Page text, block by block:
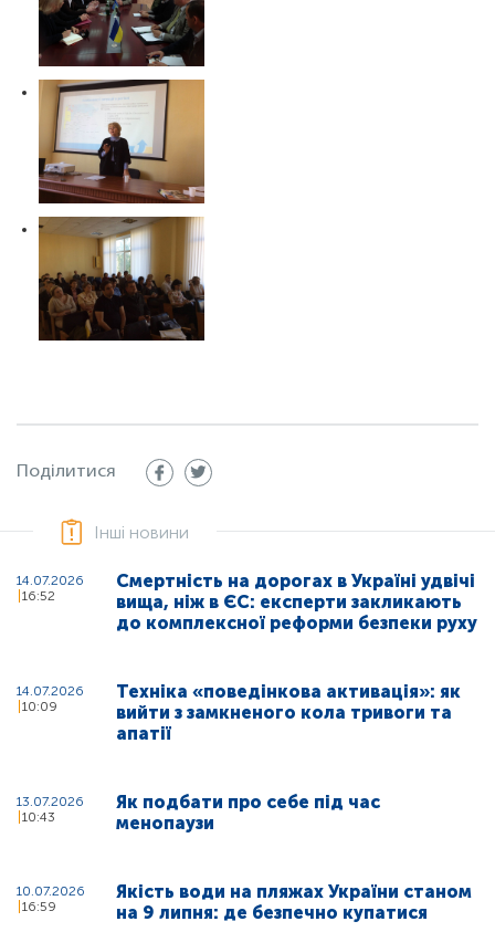
Поділитися
Інші новини
14.07.2026
16:52
Смертність на дорогах в Україні удвічі
вища, ніж в ЄС: експерти закликають
до комплексної реформи безпеки руху
14.07.2026
10:09
Техніка «поведінкова активація»: як
вийти з замкненого кола тривоги та
апатії
13.07.2026
10:43
Як подбати про себе під час
менопаузи
10.07.2026
16:59
Якість води на пляжах України станом
на 9 липня: де безпечно купатися